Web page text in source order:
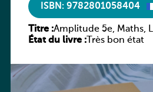
ISBN: 9782801058404
Titre :Amplitude 5e, Maths,
luxembourgeoise
État du livre :Très bon état